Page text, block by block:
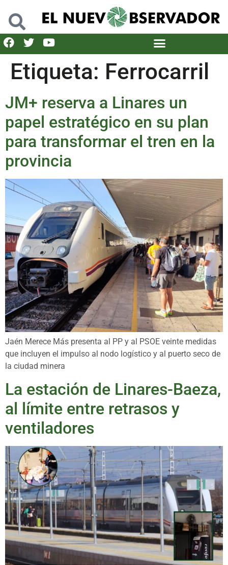
Etiqueta: Ferrocarril
JM+ reserva a Linares un
papel estratégico en su plan
para transformar el tren en la
provincia
Jaén Merece Más presenta al PP y al PSOE veinte medidas
que incluyen el impulso al nodo logístico y al puerto seco de
la ciudad minera
La estación de Linares-Baeza,
al límite entre retrasos y
ventiladores